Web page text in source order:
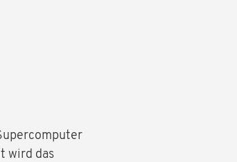
wird das